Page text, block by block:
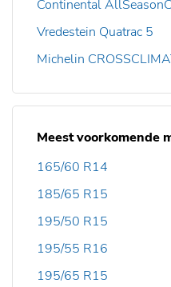
Continental
Vredestein Quatrac 5
Michelin
Meest voorkomende
165/60 R14
185/65 R15
195/50 R15
195/55 R16
195/65 R15